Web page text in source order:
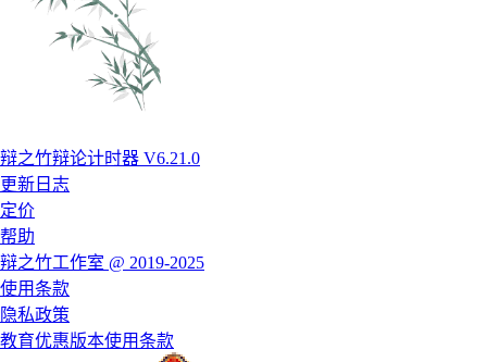
辩之竹辩论计时器 V6.21.0
更新日志
定价
帮助
辩之竹工作室 @ 2019-2025
使用条款
隐私政策
教育优惠版本使用条款